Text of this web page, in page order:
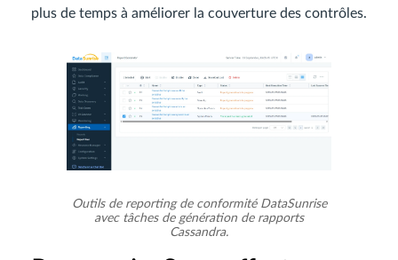
plus de temps à améliorer la couverture des contrôles.
Outils de reporting de conformité DataSunrise
avec tâches de génération de rapports
Cassandra.